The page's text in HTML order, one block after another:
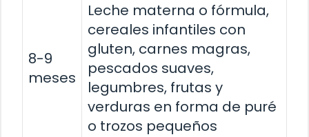
8-9
meses
Leche materna o fórmula,
cereales infantiles con
gluten, carnes magras,
pescados suaves,
legumbres, frutas y
verduras en forma de puré
o trozos pequeños